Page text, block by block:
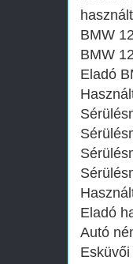
BMW
BMW
Eladó
Eladó
Autó